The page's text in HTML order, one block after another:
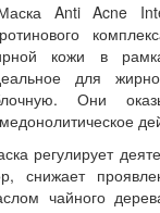
Anti Acne
кожи в
для
Они
регулирует
снижает
чайного